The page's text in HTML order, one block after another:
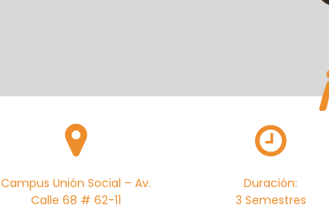
Campus Unión Social – Av.
Calle 68 # 62-11
Duración:
3 Semestres